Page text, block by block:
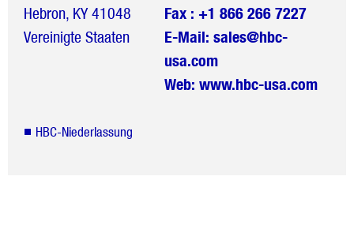
Hebron, KY 41048
Vereinigte Staaten
Fax : +1 866 266 7227
E-Mail:sales@hbc-
usa.com
Web:www.hbc-usa.com
HBC-Niederlassung